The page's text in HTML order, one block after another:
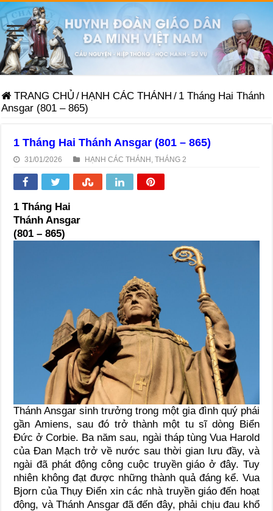
TRANG CHỦ / HẠNH CÁC THÁNH / 1 Tháng Hai Thánh
Ansgar (801 – 865)
1 Tháng Hai Thánh Ansgar (801 – 865)
31/01/2026 HẠNH CÁC THÁNH ,THÁNG 2
1 Tháng Hai
Thánh Ansgar
(801 – 865)
Thánh Ansgar sinh trưởng trong một gia đình quý phái
gần Amiens, sau đó trở thành một tu sĩ dòng Biển
Ðức ở Corbie. Ba năm sau, ngài tháp tùng Vua Harold
của Ðan Mạch trở về nước sau thời gian lưu đầy, và
ngài đã phát động công cuộc truyền giáo ở đây. Tuy
nhiên không đạt được những thành quả đáng kể. Vua
Bjorn của Thụy Ðiển xin các nhà truyền giáo đến hoạt
động, và Thánh Ansgar đã đến đây, phải chịu đau khổ